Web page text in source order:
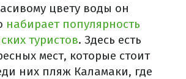
цвету воды он
набирает популярность
туристов. Здесь есть
мест, которые стоит
них пляж Каламаки, где